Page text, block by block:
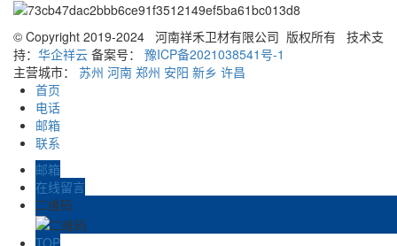
© Copyright 2019-2024 河南祥禾卫材有限公司 版权所有 技术支
持： 华企祥云 备案号： 豫ICP备2021038541号-1
主营城市： 苏州 河南 郑州 安阳 新乡 许昌
首页
电话
邮箱
联系
邮箱
在线留言
二维码
TOP